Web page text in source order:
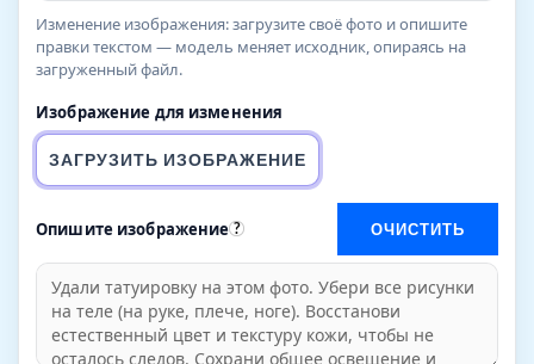
Изменение изображения: загрузите своё фото и опишите
правки текстом — модель меняет исходник, опираясь на
загруженный файл.
Изображение для изменения
ЗАГРУЗИТЬ ИЗОБРАЖЕНИЕ
Опишите изображение ? ОЧИСТИТЬ